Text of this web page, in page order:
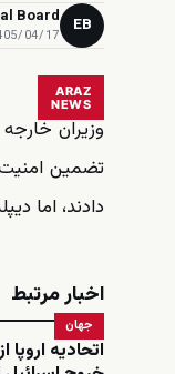
EB
Board
04/17 · 04:16
ARAZ
NEWS
وزیران
دادند، اما
اخبار مرتبط
جهان
اتحادیه